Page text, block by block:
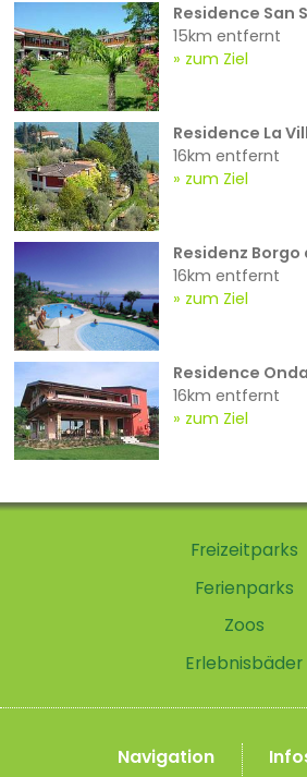
Residence San
15km entfernt
zum Ziel
Residence La
16km entfernt
zum Ziel
Residenz Borgo
16km entfernt
zum Ziel
Residence
16km entfernt
zum Ziel
Freizeitparks
Ferienparks
Zoos
Erlebnisbäder
Navigation